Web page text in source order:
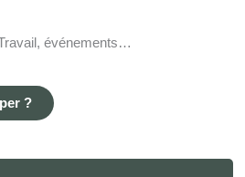
événements…
?